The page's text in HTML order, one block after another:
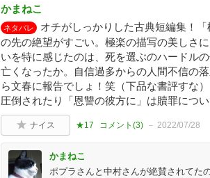
かまねこ
ネタバレ
オチがしっかりした古典短編集！
の先の絶望がすごい。極楽の描写の美しさ
いを特に感じたのは、死を選ぶのハードル
亡くなったか。自信過多からの人間不信の
ら文春に報告でしょ！笑（下品な書評すな
圧倒されたり「恩讐の彼方に」は贖罪につ
ナイス ★17 コメント(3) 2022/07/28
かまねこ
ポプラさんと中村さんが絶賛されて